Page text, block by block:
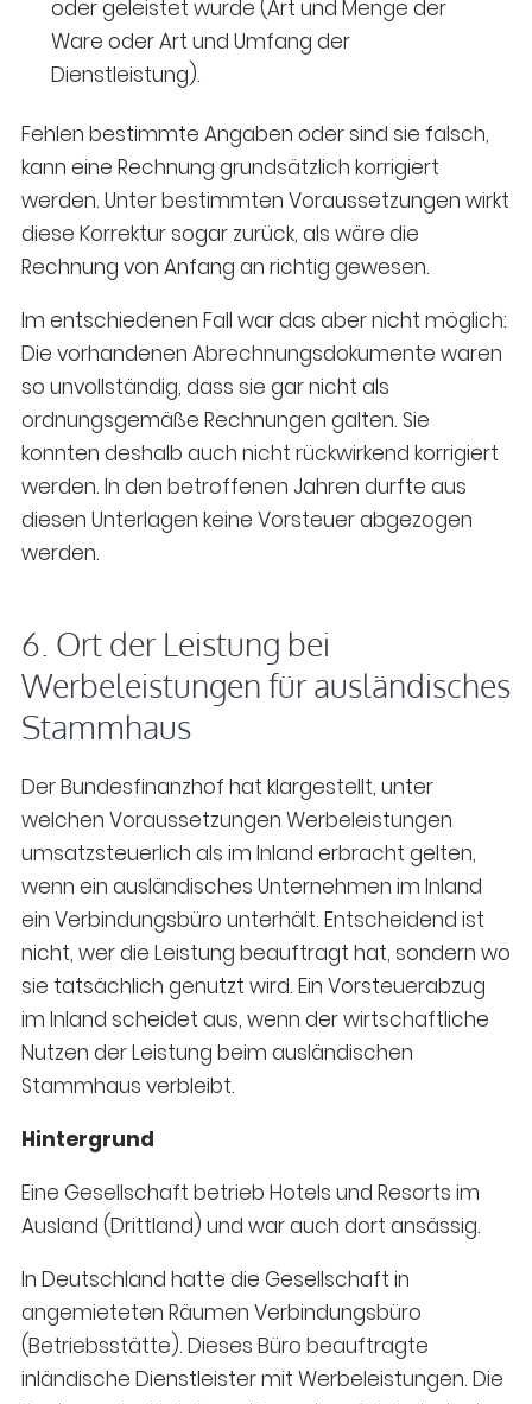
oder geleistet wurde (Art und Menge der
Ware oder Art und Umfang der
Dienstleistung).
Fehlen bestimmte Angaben oder sind sie falsch,
kann eine Rechnung grundsätzlich korrigiert
werden. Unter bestimmten Voraussetzungen wirkt
diese Korrektur sogar zurück, als wäre die
Rechnung von Anfang an richtig gewesen.
Im entschiedenen Fall war das aber nicht möglich:
Die vorhandenen Abrechnungsdokumente waren
so unvollständig, dass sie gar nicht als
ordnungsgemäße Rechnungen galten. Sie
konnten deshalb auch nicht rückwirkend korrigiert
werden. In den betroffenen Jahren durfte aus
diesen Unterlagen keine Vorsteuer abgezogen
werden.
6. Ort der Leistung bei
Werbeleistungen für ausländisches
Stammhaus
Der Bundesfinanzhof hat klargestellt, unter
welchen Voraussetzungen Werbeleistungen
umsatzsteuerlich als im Inland erbracht gelten,
wenn ein ausländisches Unternehmen im Inland
ein Verbindungsbüro unterhält. Entscheidend ist
nicht, wer die Leistung beauftragt hat, sondern wo
sie tatsächlich genutzt wird. Ein Vorsteuerabzug
im Inland scheidet aus, wenn der wirtschaftliche
Nutzen der Leistung beim ausländischen
Stammhaus verbleibt.
Hintergrund
Eine Gesellschaft betrieb Hotels und Resorts im
Ausland (Drittland) und war auch dort ansässig.
In Deutschland hatte die Gesellschaft in
angemieteten Räumen Verbindungsbüro
(Betriebsstätte). Dieses Büro beauftragte
inländische Dienstleister mit Werbeleistungen. Die